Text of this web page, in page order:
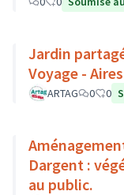
Jardin
Voyage -
ARTAG 0 0
Dargent :
au public.